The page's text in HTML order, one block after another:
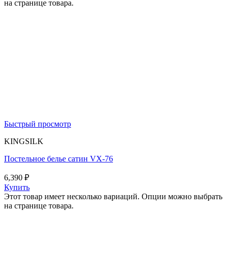
на странице товара.
Быстрый просмотр
KINGSILK
Постельное белье сатин VX-76
6,390 ₽
Купить
Этот товар имеет несколько вариаций. Опции можно выбрать
на странице товара.